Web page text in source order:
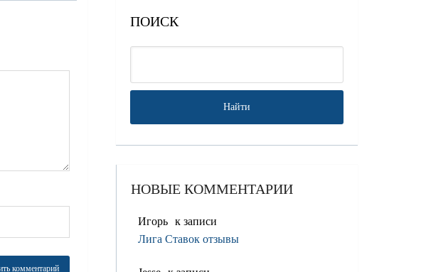
ПОИСК
НОВЫЕ КОММЕНТАРИИ
Игорь к записи
Лига Ставок отзывы